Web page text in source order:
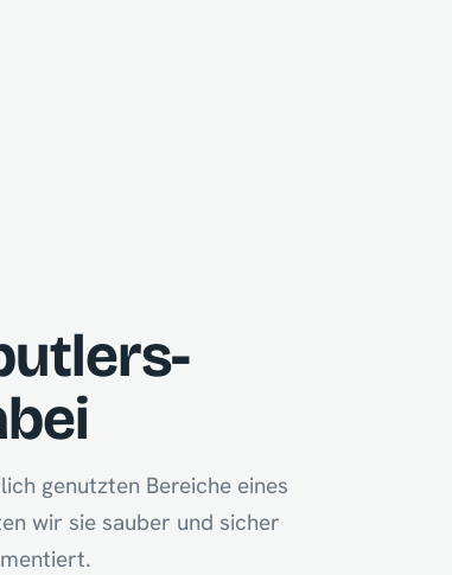
genutzten Bereiche eines
wir sie sauber und sicher